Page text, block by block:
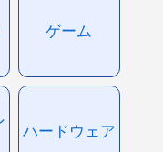
ゲーム
ハードウェア